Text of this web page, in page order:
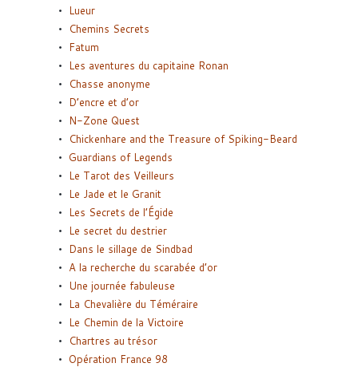
Lueur
Chemins Secrets
Fatum
Les aventures du capitaine Ronan
Chasse anonyme
D’encre et d’or
N-Zone Quest
Chickenhare and the Treasure of Spiking-Beard
Guardians of Legends
Le Tarot des Veilleurs
Le Jade et le Granit
Les Secrets de l’Égide
Le secret du destrier
Dans le sillage de Sindbad
A la recherche du scarabée d’or
Une journée fabuleuse
La Chevalière du Téméraire
Le Chemin de la Victoire
Chartres au trésor
Opération France 98